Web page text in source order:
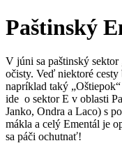
Paštinský
V júni sa paštinský
očisty. Veď niektoré cesty
napríklad taký
ide o sektor E v oblasti
Janko, Ondra a Laco) s
mákla a celý Ementál je
sa páči ochutnať!